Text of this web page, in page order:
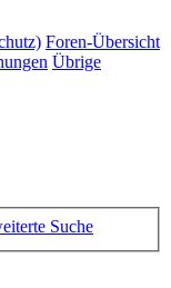
Foren-Übersicht
Übrige
Suche